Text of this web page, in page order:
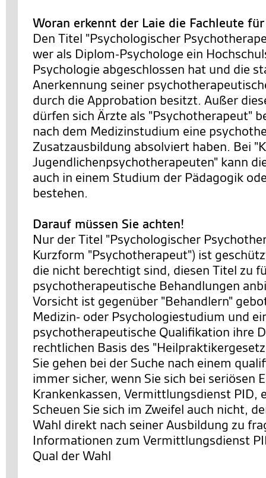
Woran erkennt der Laie die Fachleute
Den Titel "Psychologischer
wer als Diplom-Psychologe ein
Psychologie abgeschlossen hat und die
Anerkennung seiner
durch die Approbation besitzt. Außer
dürfen sich Ärzte als "Psychotherapeut"
nach dem Medizinstudium eine
Zusatzausbildung absolviert haben. Bei
Jugendlichenpsychotherapeuten" kann
auch in einem Studium der Pädagogik
bestehen.
Darauf müssen Sie achten!
Nur der Titel "Psychologischer
Kurzform "Psychotherapeut") ist
die nicht berechtigt sind, diesen Titel zu
psychotherapeutische Behandlungen
Vorsicht ist gegenüber "Behandlern"
Medizin- oder Psychologiestudium und
psychotherapeutische Qualifikation ihre
rechtlichen Basis des
Sie gehen bei der Suche nach einem
immer sicher, wenn Sie sich bei seriösen
Krankenkassen, Vermittlungsdienst PID,
Scheuen Sie sich im Zweifel auch nicht,
Wahl direkt nach seiner Ausbildung zu
Informationen zum Vermittlungsdienst
Qual der Wahl